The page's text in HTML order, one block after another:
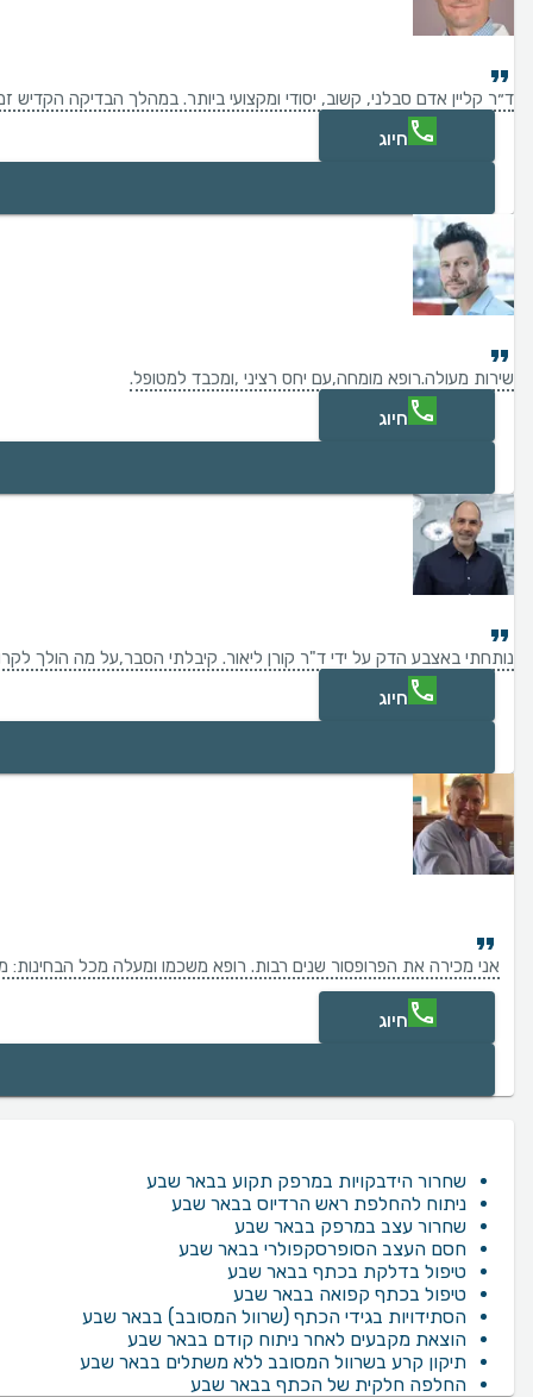
ד״ר קליין אדם סבלני, קשוב, יסודי ומקצועי ביותר. במהלך הבדיקה
חיוג
שירות מעולה.רופא מומחה,עם יחס רציני ,ומכבד למטופל.
חיוג
נותחתי באצבע הדק על ידי ד"ר קורן ליאור. קיבלתי הסבר,על מה הולך
חיוג
אני מכירה את הפרופסור שנים רבות. רופא משכמו ומעלה מכל הבחינות:
חיוג
שחרור הידבקויות במרפק תקוע בבאר שבע
ניתוח להחלפת ראש הרדיוס בבאר שבע
שחרור עצב במרפק בבאר שבע
חסם העצב הסופרסקפולרי בבאר שבע
טיפול בדלקת בכתף בבאר שבע
טיפול בכתף קפואה בבאר שבע
הסתידויות בגידי הכתף (שרוול המסובב) בבאר שבע
הוצאת מקבעים לאחר ניתוח קודם בבאר שבע
תיקון קרע בשרוול המסובב ללא משתלים בבאר שבע
החלפה חלקית של הכתף בבאר שבע